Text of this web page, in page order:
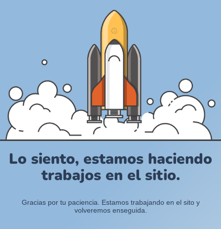
Lo siento, estamos haciendo
trabajos en el sitio.
Gracias por tu paciencia. Estamos trabajando en el sito y
volveremos enseguida.